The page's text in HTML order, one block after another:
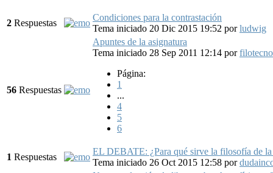
2 Respuestas
Condiciones para la contrastación
Tema iniciado 20 Dic 2015 19:52 porludwig
56 Respuestas
Apuntes de la asignatura
Tema iniciado 28 Sep 2011 12:14 por
Página:
1
...
4
5
6
1 Respuestas
EL DEBATE: ¿Para qué sirve la filosofía de la
Tema iniciado 26 Oct 2015 12:58 por